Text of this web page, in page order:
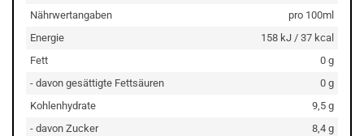
Nährwertangaben
pro 100ml
Energie
158 kJ / 37 kcal
Fett
0 g
- davon gesättigte Fettsäuren
0 g
Kohlenhydrate
9,5 g
- davon Zucker
8,4 g